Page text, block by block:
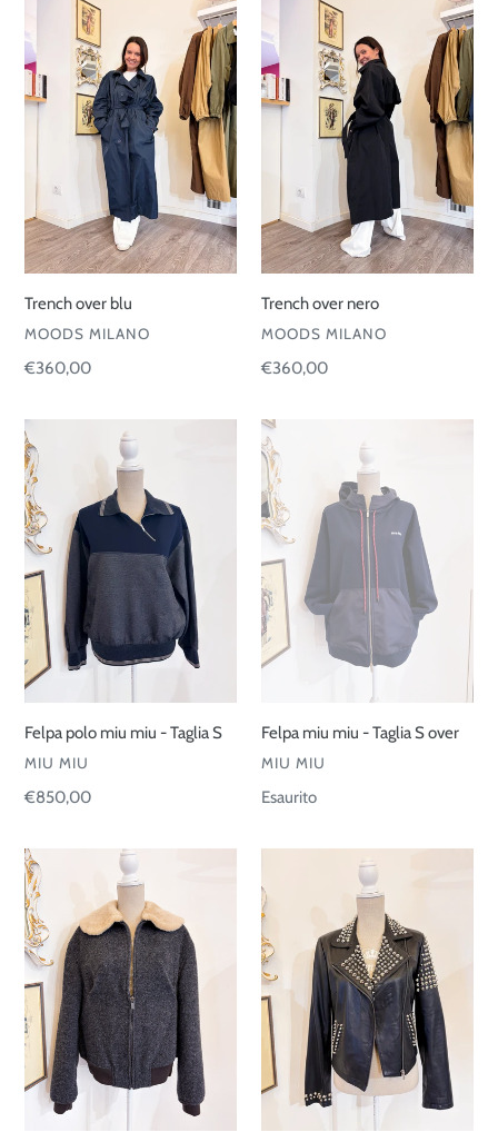
blu
Trench over blu
VENDITORE
MOODS MILANO
Prezzo
listino
€360,00
over
nero
Trench over nero
VENDITORE
MOODS MILANO
Prezzo
listino
€360,00
Felpa
polo
miu
miu
-
Taglia
S
Felpa polo miu miu - Taglia S
VENDITORE
MIU MIU
Prezzo
listino
€850,00
Felpa
miu
miu
-
Taglia
S
over
Felpa miu miu - Taglia S over
VENDITORE
MIU MIU
Prezzo
listino
Esaurito
Blouson
shetland
miu
miu
-
Taglia
38
over
borchie
Parosh-
Taglia
M